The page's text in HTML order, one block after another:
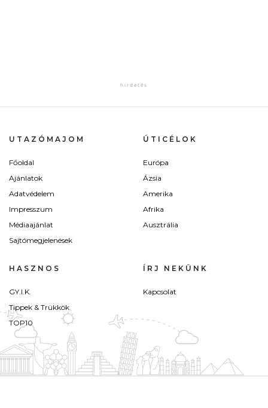
UTAZÓMAJOM
Főoldal
Ajánlatok
Adatvédelem
Impresszum
Médiaajánlat
Sajtómegjelenések
ÚTICÉLOK
Európa
Ázsia
Amerika
Afrika
Ausztrália
HASZNOS
GY.I.K.
Tippek & Trükkök
TOP10
ÍRJ NEKÜNK
Kapcsolat